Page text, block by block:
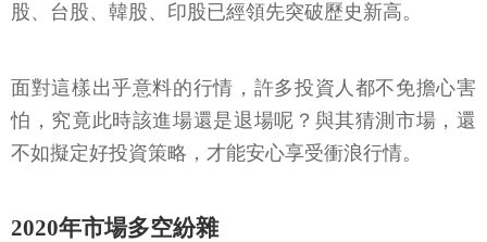
股、台股、韓股、印股已經領先突破歷史新高。
面對這樣出乎意料的行情，許多投資人都不免擔心害
怕，究竟此時該進場還是退場呢？與其猜測市場，還
不如擬定好投資策略，才能安心享受衝浪行情。
2020年市場多空紛雜